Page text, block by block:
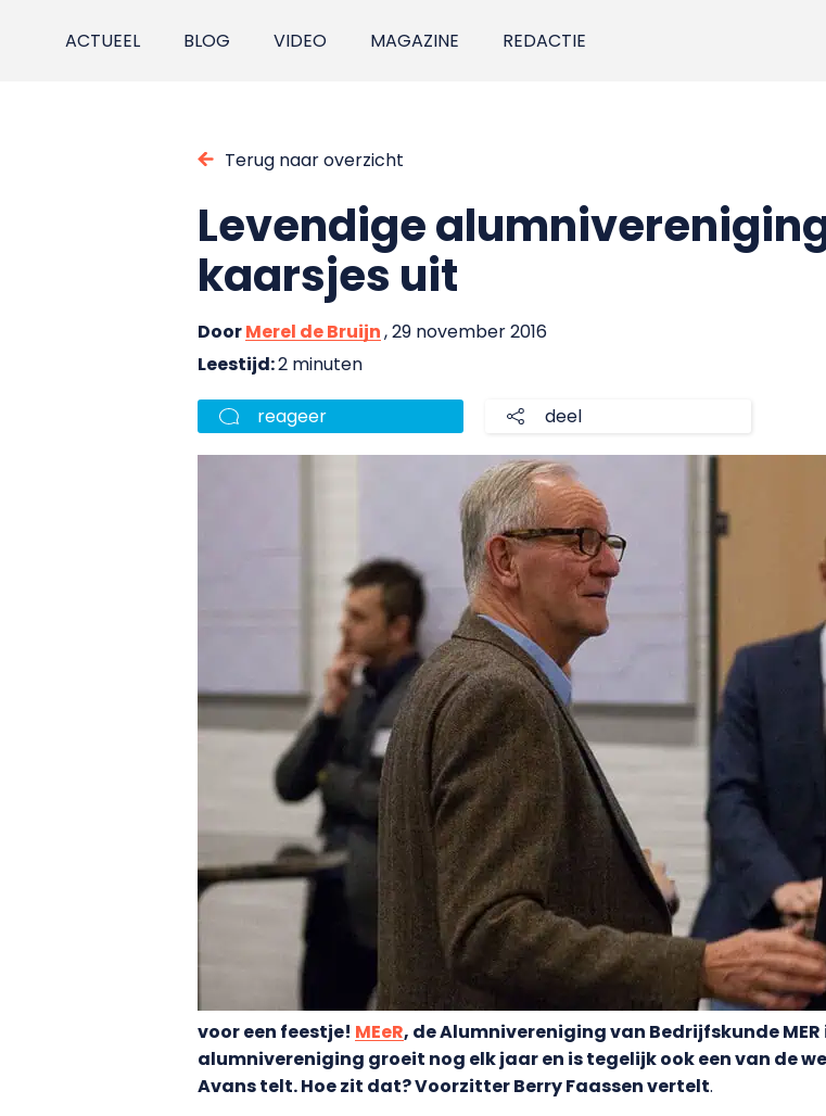
ACTUEEL BLOG VIDEO MAGAZINE REDACTIE
Terug naar overzicht
Levendige
kaarsjes uit
DoorMerel de Bruijn, 29 november 2016
Leestijd:2 minuten
reageer deel
voor een feestje! MEeR, de Alumnivereniging van Bedrijfskunde
alumnivereniging groeit nog elk jaar en is tegelijk ook een van de
Avans telt. Hoe zit dat? Voorzitter Berry Faassen vertelt.